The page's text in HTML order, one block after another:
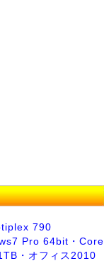
790
Pro 64bit・Core
・オフィス2010